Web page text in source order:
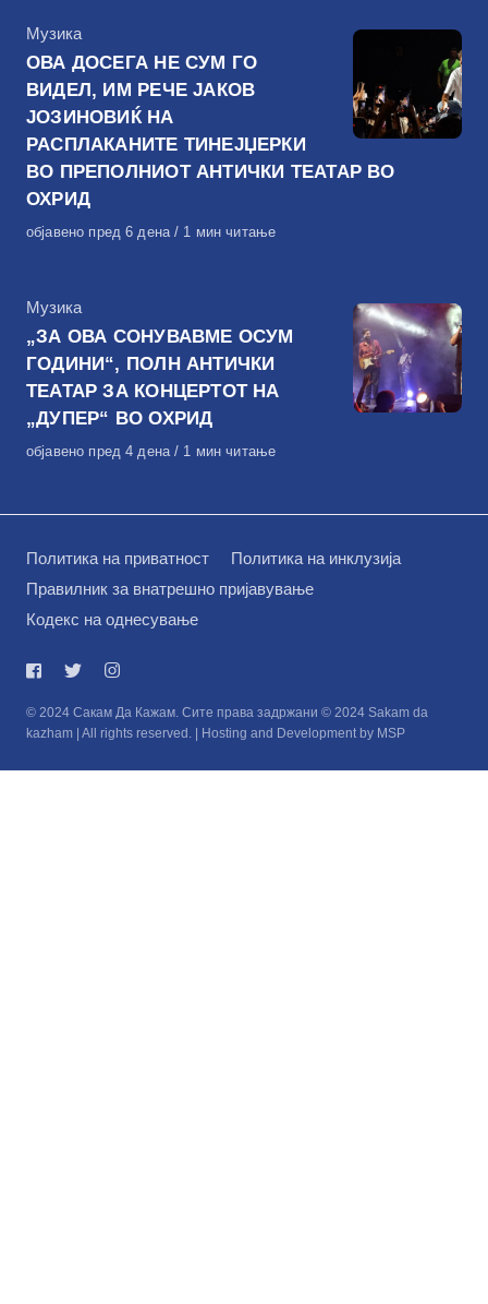
КАтегорија
Музика
ОВА ДОСЕГА НЕ СУМ ГО
ВИДЕЛ, ИМ РЕЧЕ ЈАКОВ
ЈОЗИНОВИЌ НА
РАСПЛАКАНИТЕ ТИНЕЈЏЕРКИ
ВО ПРЕПОЛНИОТ АНТИЧКИ ТЕАТАР ВО
ОХРИД
Објавено
објавено пред 6 дена 1 мин читање
КАтегорија
Музика
„ЗА ОВА СОНУВАВМЕ ОСУМ
ГОДИНИ“, ПОЛН АНТИЧКИ
ТЕАТАР ЗА КОНЦЕРТОТ НА
„ДУПЕР“ ВО ОХРИД
Објавено
објавено пред 4 дена 1 мин читање
Политика на приватност
Политика на инклузија
Правилник за внатрешно пријавување
Кодекс на однесување
© 2024 Сакам Да Кажам. Сите права задржани © 2024 Sakam da
kazham | All rights reserved. | Hosting and Development by MSP